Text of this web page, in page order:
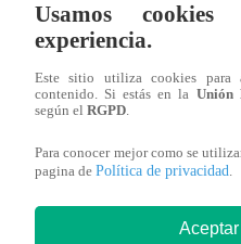
intención de quedarse con
personalidad, fiel a su
Lejos de quedarse en
performance conectó con
Mientras tanto, la
Usamos
experiencia.
Este sitio utiliza cookies para
contenido. Si estás en la Unión
según el RGPD.
Para conocer mejor como se
pagina de Política de privacidad.